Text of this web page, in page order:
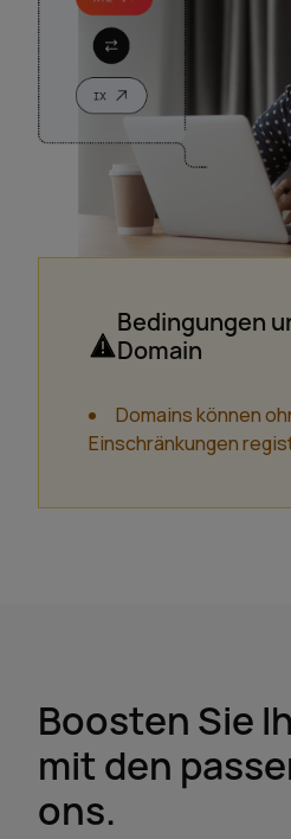
Bedingungen
Domain
Domains können
Einschränkungen
Boosten Sie
mit den
ons.